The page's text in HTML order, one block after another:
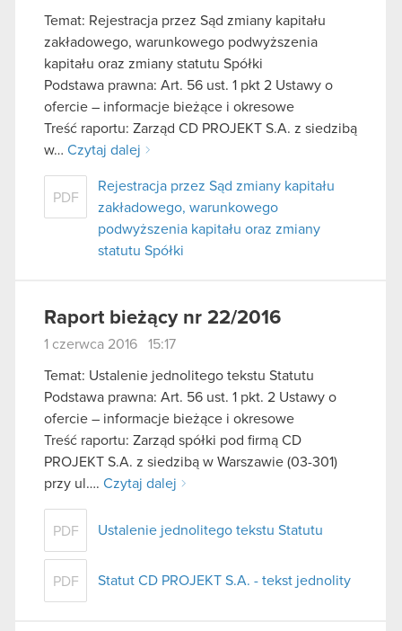
Temat: Rejestracja przez Sąd zmiany kapitału
zakładowego, warunkowego podwyższenia
kapitału oraz zmiany statutu Spółki
Podstawa prawna: Art. 56 ust. 1 pkt 2 Ustawy o
ofercie – informacje bieżące i okresowe
Treść raportu: Zarząd CD PROJEKT S.A. z siedzibą
w… Czytaj dalej
PDF
Rejestracja przez Sąd zmiany kapitału
zakładowego, warunkowego
podwyższenia kapitału oraz zmiany
statutu Spółki
Raport bieżący nr 22/2016
1 czerwca 2016 15:17
Temat: Ustalenie jednolitego tekstu Statutu
Podstawa prawna: Art. 56 ust. 1 pkt. 2 Ustawy o
ofercie – informacje bieżące i okresowe
Treść raportu: Zarząd spółki pod firmą CD
PROJEKT S.A. z siedzibą w Warszawie (03-301)
przy ul…. Czytaj dalej
PDF Ustalenie jednolitego tekstu Statutu
PDF Statut CD PROJEKT S.A. - tekst jednolity